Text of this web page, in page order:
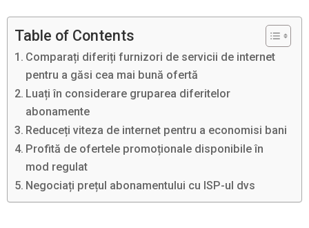
Table of Contents
Comparați diferiți furnizori de servicii de internet
pentru a găsi cea mai bună ofertă
Luați în considerare gruparea diferitelor
abonamente
Reduceți viteza de internet pentru a economisi bani
Profită de ofertele promoționale disponibile în
mod regulat
Negociați prețul abonamentului cu ISP-ul dvs